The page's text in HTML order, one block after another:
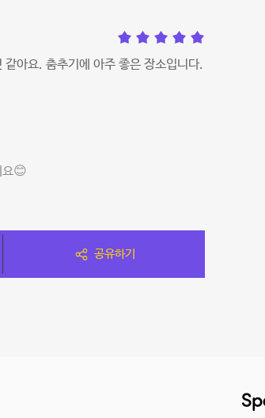
아요. 춤추기에 아주 좋은 장소입니다.
요😊
공유하기